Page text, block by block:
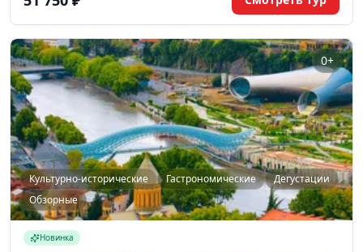
0+
Культурно-исторические Гастрономические
Дегустации
Обзорные
Новинка